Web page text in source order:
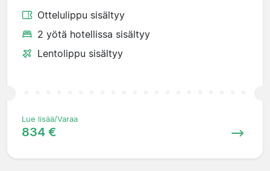
Ottelulippu sisältyy
2 yötä hotellissa sisältyy
Lentolippu sisältyy
Lue lisää/Varaa
834 €